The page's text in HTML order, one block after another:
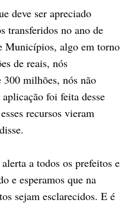
deve ser apreciado
transferidos no ano de
Municípios, algo em torno
de reais, nós
milhões, nós não
foi feita desse
recursos vieram
a todos os prefeitos e
e esperamos que na
sejam esclarecidos. E é